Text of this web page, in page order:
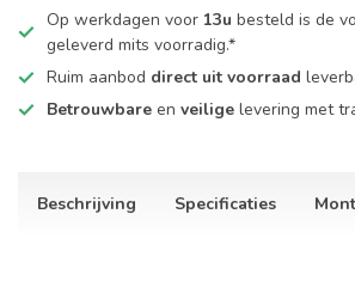
Op werkdagen voor 13u besteld is de
geleverd mits voorradig.*
Ruim aanbod direct uit voorraad
Betrouwbare en veilige levering met
Beschrijving Specificaties